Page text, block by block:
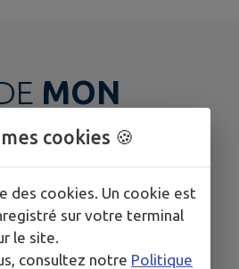
MON
cookies 🍪
des cookies. Un cookie est
sur votre terminal
le site.
consultez notre Politique